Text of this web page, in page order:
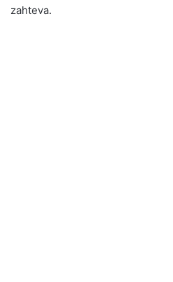
zahteva.